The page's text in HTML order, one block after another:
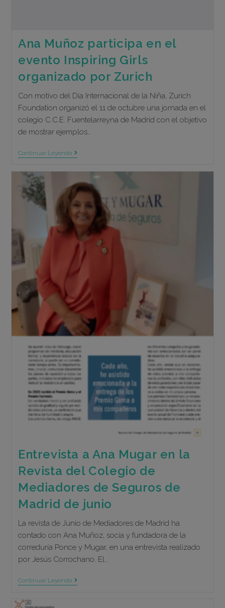
Ana Muñoz participa en el
evento Inspiring Girls
organizado por Zurich
Con motivo del Día Internacional de la Niña, Zurich
Foundation organizó el 11 de octubre una jornada en el
colegio C.C.E. Fuentelarreyna de Madrid con el objetivo
de mostrar ejemplos…
Continuar LeyendoAna
El
Evento
Inspiring
Girls
Organizado
Por
Zurich
Entrevista a Ana Mugar en la
Revista del Colegio de
Mediadores de Seguros de
Madrid de junio
La revista de Junio de Mediadores de Madrid ha
contado con Ana Muñoz, socia y fundadora de la
correduría Ponce y Mugar, en una entrevista realizado
por Jesús Corrochano. El…
Continuar LeyendoEntrevista